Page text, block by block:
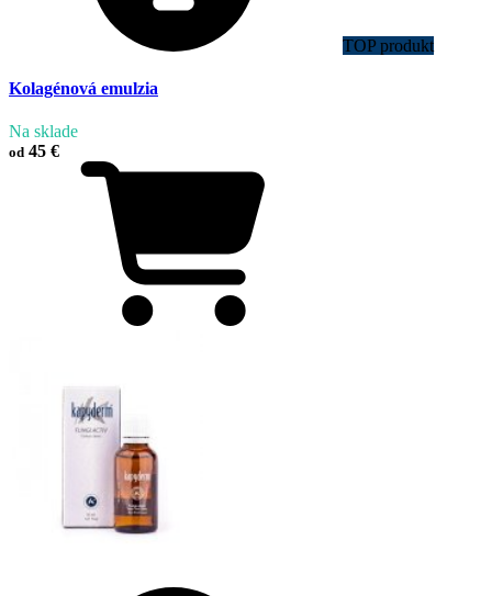
TOP produkt
Kolagénová emulzia
Na sklade
od 45 €